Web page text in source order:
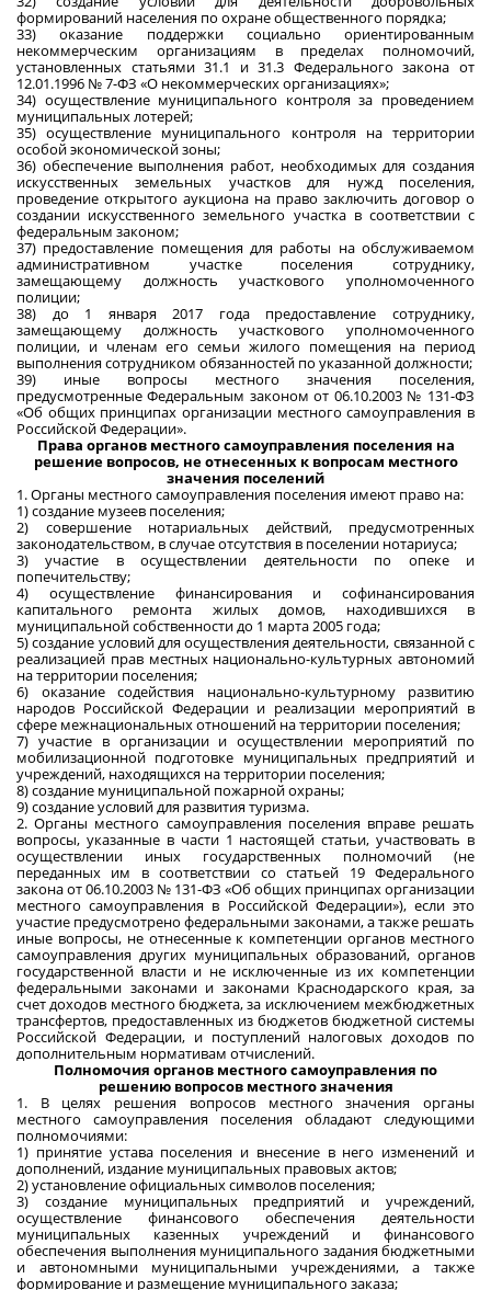
формирований населения по охране общественного порядка;
33) оказание поддержки социально ориентированным
некоммерческим организациям в пределах полномочий,
установленных статьями 31.1 и 31.3 Федерального закона от
12.01.1996 № 7-ФЗ «О некоммерческих организациях»;
34) осуществление муниципального контроля за проведением
муниципальных лотерей;
35) осуществление муниципального контроля на территории
особой экономической зоны;
36) обеспечение выполнения работ, необходимых для создания
искусственных земельных участков для нужд поселения,
проведение открытого аукциона на право заключить договор о
создании искусственного земельного участка в соответствии с
федеральным законом;
37) предоставление помещения для работы на обслуживаемом
административном участке поселения сотруднику,
замещающему должность участкового уполномоченного
полиции;
38) до 1 января 2017 года предоставление сотруднику,
замещающему должность участкового уполномоченного
полиции, и членам его семьи жилого помещения на период
выполнения сотрудником обязанностей по указанной должности;
39) иные вопросы местного значения поселения,
предусмотренные Федеральным законом от 06.10.2003 № 131-ФЗ
«Об общих принципах организации местного самоуправления в
Российской Федерации».
Права органов местного самоуправления поселения на
решение вопросов, не отнесенных к вопросам местного
значения поселений
1. Органы местного самоуправления поселения имеют право на:
1) создание музеев поселения;
2) совершение нотариальных действий, предусмотренных
законодательством, в случае отсутствия в поселении нотариуса;
3) участие в осуществлении деятельности по опеке и
попечительству;
4) осуществление финансирования и софинансирования
капитального ремонта жилых домов, находившихся в
муниципальной собственности до 1 марта 2005 года;
5) создание условий для осуществления деятельности, связанной с
реализацией прав местных национально-культурных автономий
на территории поселения;
6) оказание содействия национально-культурному развитию
народов Российской Федерации и реализации мероприятий в
сфере межнациональных отношений на территории поселения;
7) участие в организации и осуществлении мероприятий по
мобилизационной подготовке муниципальных предприятий и
учреждений, находящихся на территории поселения;
8) создание муниципальной пожарной охраны;
9) создание условий для развития туризма.
2. Органы местного самоуправления поселения вправе решать
вопросы, указанные в части 1 настоящей статьи, участвовать в
осуществлении иных государственных полномочий (не
переданных им в соответствии со статьей 19 Федерального
закона от 06.10.2003 № 131-ФЗ «Об общих принципах организации
местного самоуправления в Российской Федерации»), если это
участие предусмотрено федеральными законами, а также решать
иные вопросы, не отнесенные к компетенции органов местного
самоуправления других муниципальных образований, органов
государственной власти и не исключенные из их компетенции
федеральными законами и законами Краснодарского края, за
счет доходов местного бюджета, за исключением межбюджетных
трансфертов, предоставленных из бюджетов бюджетной системы
Российской Федерации, и поступлений налоговых доходов по
дополнительным нормативам отчислений.
Полномочия органов местного самоуправления по
решению вопросов местного значения
1. В целях решения вопросов местного значения органы
местного самоуправления поселения обладают следующими
полномочиями:
1) принятие устава поселения и внесение в него изменений и
дополнений, издание муниципальных правовых актов;
2) установление официальных символов поселения;
3) создание муниципальных предприятий и учреждений,
осуществление финансового обеспечения деятельности
муниципальных казенных учреждений и финансового
обеспечения выполнения муниципального задания бюджетными
и автономными муниципальными учреждениями, а также
формирование и размещение муниципального заказа;